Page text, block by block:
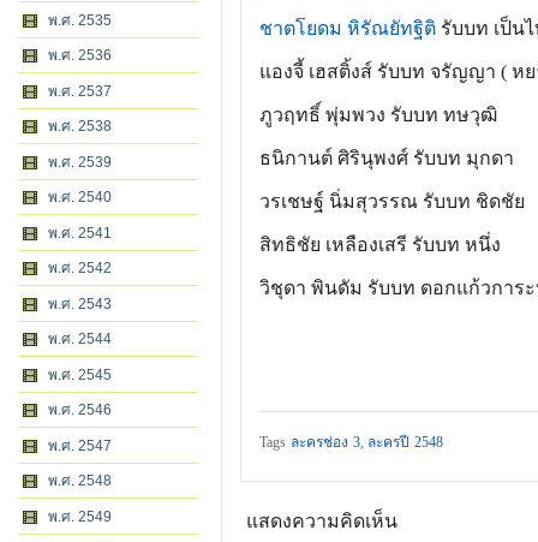
พ.ศ. 2535
พ.ศ. 2536
พ.ศ. 2537
พ.ศ. 2538
พ.ศ. 2539
พ.ศ. 2540
พ.ศ. 2541
พ.ศ. 2542
พ.ศ. 2543
พ.ศ. 2544
พ.ศ. 2545
พ.ศ. 2546
พ.ศ. 2547
พ.ศ. 2548
พ.ศ. 2549
ชาตโยดม หิรัณยัทฐิติ รับบท เป็น
แองจี้ เฮสติ้งส์ รับบท จรัญญา ( หย
ภูวฤทธิ์ พุ่มพวง รับบท ทษวุฒิ
ธนิกานต์ ศิรินุพงศ์ รับบท มุกดา
วรเชษฐ์ นิ่มสุวรรณ รับบท ชิดชัย
สิทธิชัย เหลืองเสรี รับบท หนึ่ง
วิชุดา พินดัม รับบท ดอกแก้วการ
Tags ละครช่อง 3, ละครปี 2548
แสดงความคิดเห็น